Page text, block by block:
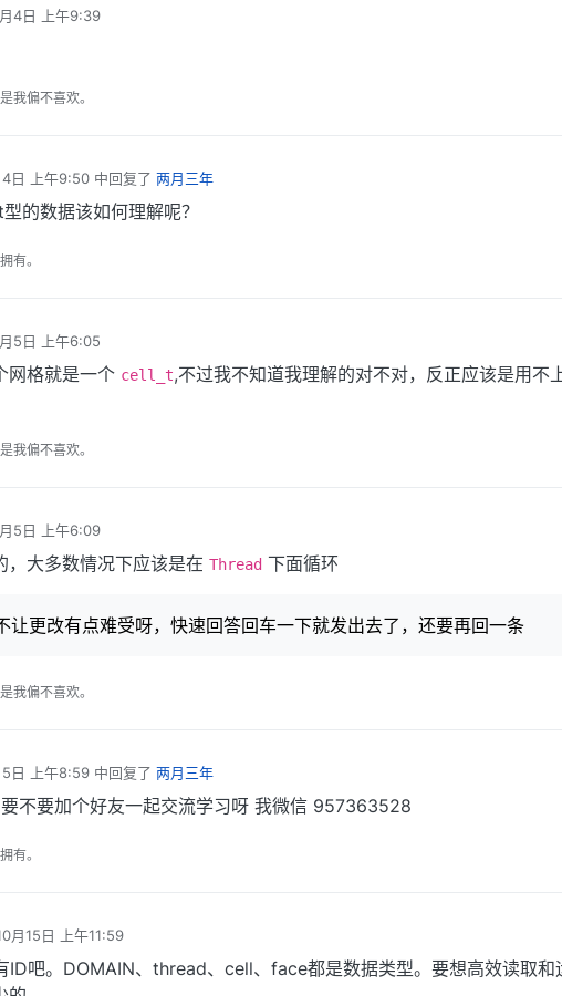
4日 上午9:39
我偏不喜欢。
4日 上午9:50 中回复了 两月三年
的数据该如何理解呢？
有。
5日 上午6:05
网格就是一个 cell_t,不过我不知道我理解的对不对，反正应该是用不
我偏不喜欢。
5日 上午6:09
，大多数情况下应该是在 Thread 下面循环
让更改有点难受呀，快速回答回车一下就发出去了，还要再回一条
我偏不喜欢。
5日 上午8:59 中回复了 两月三年
不要加个好友一起交流学习呀 我微信 957363528
有。
月15日 上午11:59
ID吧。DOMAIN、thread、cell、face都是数据类型。要想高效读取和